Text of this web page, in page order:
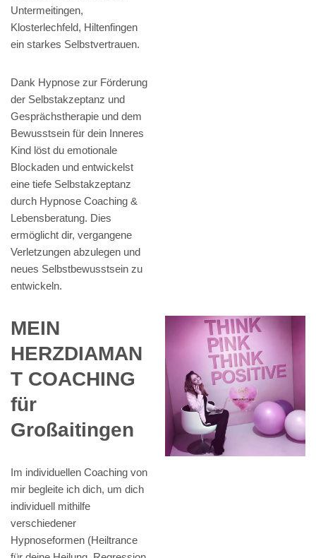
Untermeitingen,
Klosterlechfeld, Hiltenfingen
ein starkes Selbstvertrauen.
Dank Hypnose zur Förderung
der Selbstakzeptanz und
Gesprächstherapie und dem
Bewusstsein für dein Inneres
Kind löst du emotionale
Blockaden und entwickelst
eine tiefe Selbstakzeptanz
durch Hypnose Coaching &
Lebensberatung. Dies
ermöglicht dir, vergangene
Verletzungen abzulegen und
neues Selbstbewusstsein zu
entwickeln.
MEIN
HERZDIAMAN
T COACHING
für
Großaitingen
Im individuellen Coaching von
mir begleite ich dich, um dich
individuell mithilfe
verschiedener
Hypnoseformen (Heiltrance